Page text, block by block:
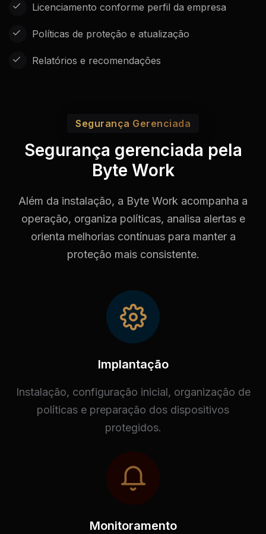
Licenciamento conforme perfil da empresa
Políticas de proteção e atualização
Relatórios e recomendações
Segurança Gerenciada
Segurança gerenciada pela
Byte Work
Além da instalação, a Byte Work acompanha a
operação, organiza políticas, analisa alertas e
orienta melhorias contínuas para manter a
proteção mais consistente.
Implantação
Instalação, configuração inicial, organização de
políticas e preparação dos dispositivos
protegidos.
Monitoramento